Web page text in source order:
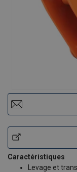
Caractéristiques
Levage et